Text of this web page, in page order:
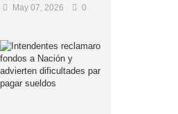
May 07, 2026 0